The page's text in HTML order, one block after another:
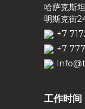
哈萨克斯
明斯克街
+7
+7
工作时间